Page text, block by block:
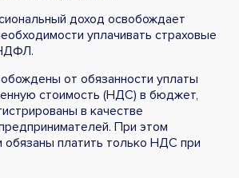
доход освобождает
уплачивать страховые
от обязанности уплаты
стоимость (НДС) в бюджет,
в качестве
При этом
обязаны платить только НДС при